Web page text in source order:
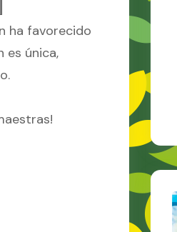
ha favorecido
es única,